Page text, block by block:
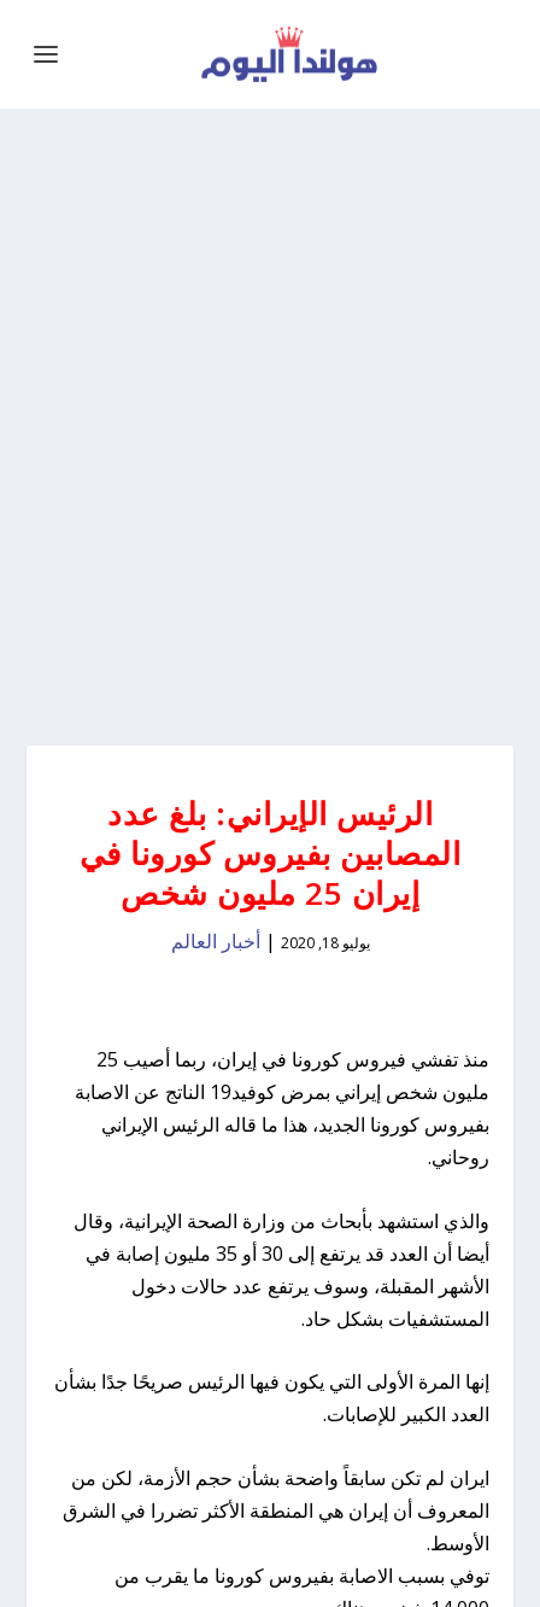
الرئيس الإيراني: بلغ عدد
المصابين بفيروس كورونا في
إيران 25 مليون شخص
يوليو 18, 2020 |أخبار العالم
منذ تفشي فيروس كورونا في إيران، ربما أصيب 25
مليون شخص إيراني بمرض كوفيد19 الناتج عن الاصابة
بفيروس كورونا الجديد، هذا ما قاله الرئيس الإيراني
روحاني.
والذي استشهد بأبحاث من وزارة الصحة الإيرانية، وقال
أيضا أن العدد قد يرتفع إلى 30 أو 35 مليون إصابة في
الأشهر المقبلة، وسوف يرتفع عدد حالات دخول
المستشفيات بشكل حاد.
إنها المرة الأولى التي يكون فيها الرئيس صريحًا جدًا بشأن
العدد الكبير للإصابات.
ايران لم تكن سابقاً واضحة بشأن حجم الأزمة، لكن من
المعروف أن إيران هي المنطقة الأكثر تضررا في الشرق
الأوسط.
توفي بسبب الاصابة بفيروس كورونا ما يقرب من